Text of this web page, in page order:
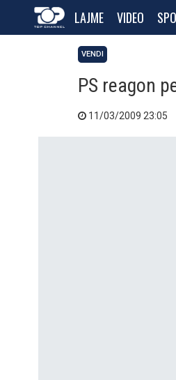
LAJME VIDEO
VENDI
PS reagon
11/03/2009 23:05